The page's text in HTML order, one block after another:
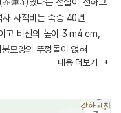
사적비는 숙종 40년
고 비신의 높이 3 m4 cm,
모양의 뚜껑돌이 얹혀
寺之碑)’라는 비의 제목이
사용했다는 기록 등이 있다.
내용 더보기